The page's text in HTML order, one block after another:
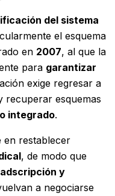
del sistema
el esquema
en 2007, al que la
para garantizar
exige regresar a
recuperar esquemas
integrado.
en restablecer
, de modo que
y
a negociarse